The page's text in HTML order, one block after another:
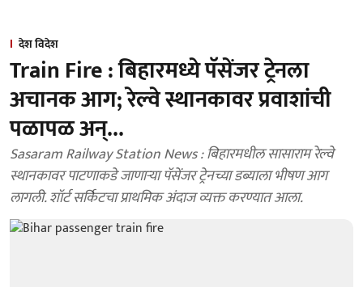
देश विदेश
Train Fire : बिहारमध्ये पॅसेंजर ट्रेनला
अचानक आग; रेल्वे स्थानकावर प्रवाशांची
पळापळ अन्...
Sasaram Railway Station News : बिहारमधील सासाराम रेल्वे
स्थानकावर पाटणाकडे जाणाऱ्या पॅसेंजर ट्रेनच्या डब्याला भीषण आग
लागली. शॉर्ट सर्किटचा प्राथमिक अंदाज व्यक्त करण्यात आला.